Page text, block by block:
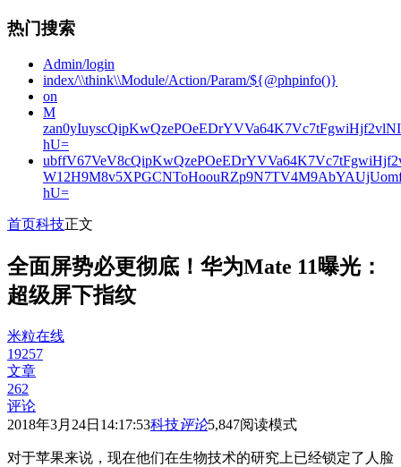
热门搜索
Admin/login
index/\\think\\Module/Action/Param/${@phpinfo()}
on
M
hU=
hU=
首页科技正文
全面屏势必更彻底！华为Mate 11曝光：
超级屏下指纹
米粒在线
19257
文章
262
评论
2018年3月24日14:17:53科技评论5,847阅读模式
对于苹果来说，现在他们在生物技术的研究上已经锁定了人脸